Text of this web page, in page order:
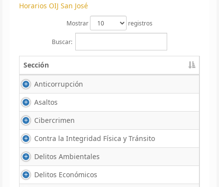
Horarios OIJ San José
Mostrar registros
Buscar:
Sección
Anticorrupción
Asaltos
Cibercrimen
Contra la Integridad Física y Tránsito
Delitos Ambientales
Delitos Económicos